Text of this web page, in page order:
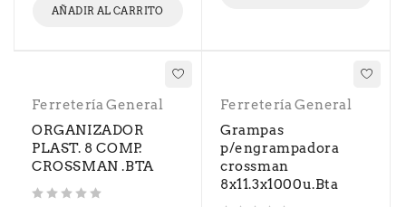
AÑADIR AL CARRITO
Ferretería General
ORGANIZADOR
PLAST. 8 COMP.
CROSSMAN .BTA
Ferretería General
Grampas
p/engrampadora
crossman
8x11.3x1000u.Bta